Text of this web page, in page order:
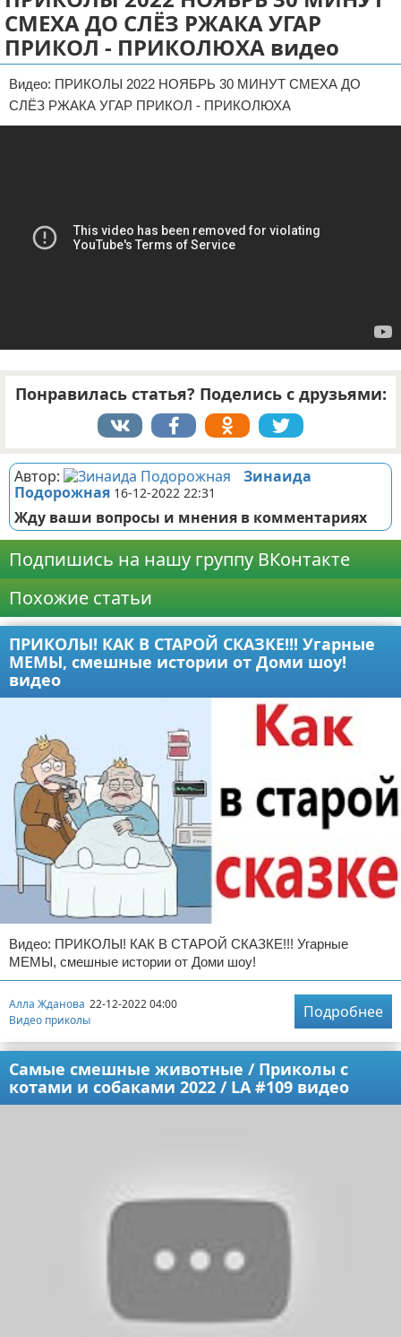
ДТП
Своими руками
Строительство и ремонт
Отказ от ответственности
СМЕХА ДО СЛЁЗ РЖАКА УГАР
ПРИКОЛ - ПРИКОЛЮХА видео
Видео: ПРИКОЛЫ 2022 НОЯБРЬ 30 МИНУТ СМЕХА ДО
СЛЁЗ РЖАКА УГАР ПРИКОЛ - ПРИКОЛЮХА
Понравилась статья? Поделись с друзьями:
Автор:
Зинаида
Подорожная 16-12-2022 22:31
Жду ваши вопросы и мнения в комментариях
Подпишись на нашу группу ВКонтакте
Похожие статьи
ПРИКОЛЫ! КАК В СТАРОЙ СКАЗКЕ!!! Угарные
МЕМЫ, смешные истории от Доми шоу!
видео
Видео: ПРИКОЛЫ! КАК В СТАРОЙ СКАЗКЕ!!! Угарные
МЕМЫ, смешные истории от Доми шоу!
Алла Жданова 22-12-2022 04:00
Видео приколы
Подробнее
Самые смешные животные / Приколы с
котами и собаками 2022 / LA #109 видео